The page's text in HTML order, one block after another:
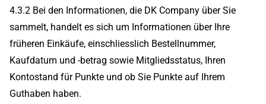
4.3.2 Bei den Informationen, die DK Company über Sie
sammelt, handelt es sich um Informationen über Ihre
früheren Einkäufe, einschliesslich Bestellnummer,
Kaufdatum und -betrag sowie Mitgliedsstatus, Ihren
Kontostand für Punkte und ob Sie Punkte auf Ihrem
Guthaben haben.